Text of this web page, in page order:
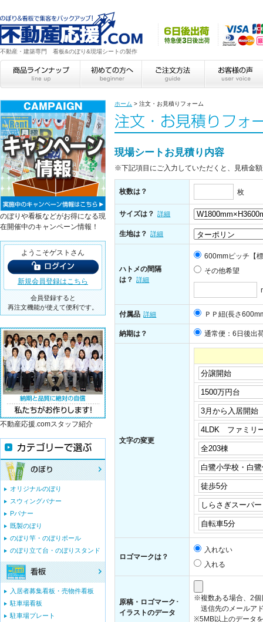
不動産・建築専門 看板&のぼり&現場シートの製作
ホーム > 注文・お見積りフォーム
現場シートお見積り内容
※下記項目にご入力していただくと、見積金
枚数は？ 枚
サイズは？ 詳細
生地は？ 詳細
ハトメの間隔
は？
詳細
600mmピッチ【
その他希望
付属品 詳細 ＰＰ紐(長さ
納期は？ 通常便：6日後出
文字の変更
ロゴマークは？
入れない
入れる
原稿・ロゴマーク･
イラストのデータ
※複数ある場合、2個
送信先のメールア
※5MB以上のデータ
のぼりや看板などがお得になる現
在開催中のキャンペーン情報！
ようこそゲストさん
新規会員登録はこちら
会員登録すると
再注文機能が使えて便利です。
不動産応援.comスタッフ紹介
オリジナルのぼり
スウィングバナー
Pバナー
既製のぼり
のぼり竿・のぼりポール
のぼり立て台・のぼりスタンド
入居者募集看板・売物件看板
駐車場看板
駐車場プレート